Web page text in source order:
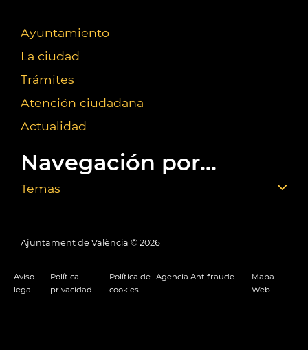
Ayuntamiento
La ciudad
Trámites
Atención ciudadana
Actualidad
Navegación por...
Temas
Ajuntament de València © 2026
Aviso
legal
Política
privacidad
Política de
cookies
Agencia Antifraude
Mapa
Web